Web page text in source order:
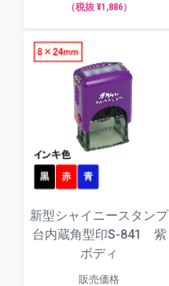
（税抜 ¥1,886）
新型シャイニースタンプ
台内蔵角型印S-841 紫
ボディ
販売価格